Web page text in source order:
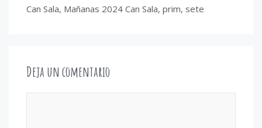
Can Sala, Mañanas 2024 Can Sala, prim, sete
Deja un comentario